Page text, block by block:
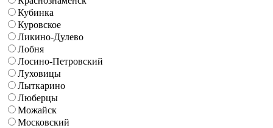
Кубинка
Куровское
Ликино-Дулево
Лобня
Лосино-Петровский
Луховицы
Лыткарино
Люберцы
Можайск
Московский